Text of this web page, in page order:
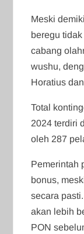
Meski
beregu
cabang
wushu,
Horatius
Total
2024 terdiri
oleh 287
Pemerintah
bonus,
secara
akan lebih
PON